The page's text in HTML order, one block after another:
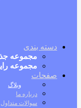
دسته بندی
مجموعه
مجموعه
صفحات
وبلاگ
درباره ما
سوالات متداول